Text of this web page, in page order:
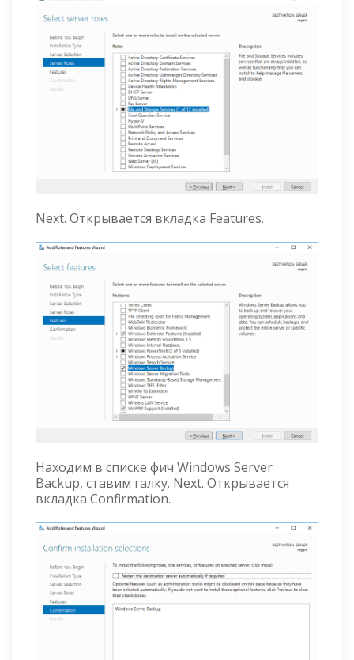
Next. Открывается вкладка Features.
Находим в списке фич Windows Server
Backup, ставим галку. Next. Открывается
вкладка Confirmation.